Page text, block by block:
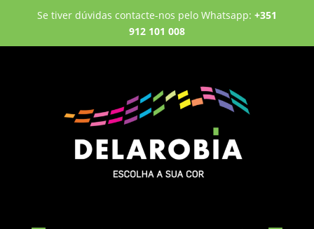
Se tiver dúvidas contacte-nos pelo Whatsapp: +351
912 101 008